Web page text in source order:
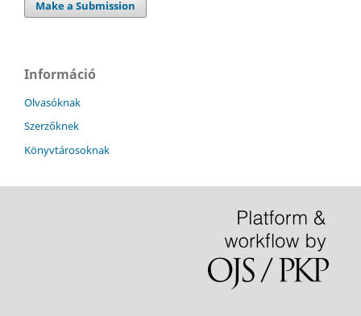
Make a Submission
Információ
Olvasóknak
Szerzőknek
Könyvtárosoknak